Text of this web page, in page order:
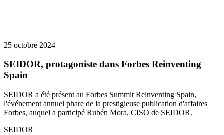
25 octobre 2024
SEIDOR, protagoniste dans Forbes Reinventing
Spain
SEIDOR a été présent au Forbes Summit Reinventing Spain,
l'événement annuel phare de la prestigieuse publication d'affaires
Forbes, auquel a participé Rubén Mora, CISO de SEIDOR.
SEIDOR